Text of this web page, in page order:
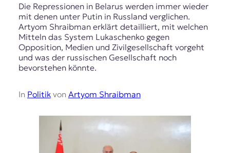
Die Repressionen in Belarus werden immer wieder
mit denen unter Putin in Russland verglichen.
Artyom Shraibman erklärt detailliert, mit welchen
Mitteln das System Lukaschenko gegen
Opposition, Medien und Zivilgesellschaft vorgeht
und was der russischen Gesellschaft noch
bevorstehen könnte.
In Politikvon Artyom Shraibman